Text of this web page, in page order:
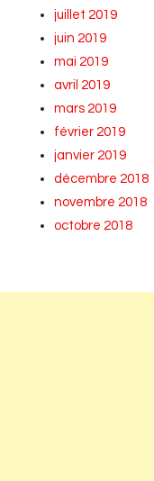
juillet 2019
juin 2019
mai 2019
avril 2019
mars 2019
février 2019
janvier 2019
décembre 2018
novembre 2018
octobre 2018